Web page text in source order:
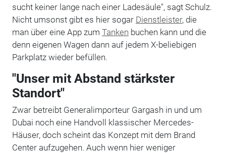
sucht keiner lange nach einer Ladesäule", sagt Schulz.
Nicht umsonst gibt es hier sogar Dienstleister, die
man über eine App zum Tanken buchen kann und die
denn eigenen Wagen dann auf jedem X-beliebigen
Parkplatz wieder befüllen.
"Unser mit Abstand stärkster
Standort"
Zwar betreibt Generalimporteur Gargash in und um
Dubai noch eine Handvoll klassischer Mercedes-
Häuser, doch scheint das Konzept mit dem Brand
Center aufzugehen. Auch wenn hier weniger